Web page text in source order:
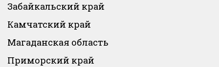
Забайкальский край
Камчатский край
Магаданская область
Приморский край